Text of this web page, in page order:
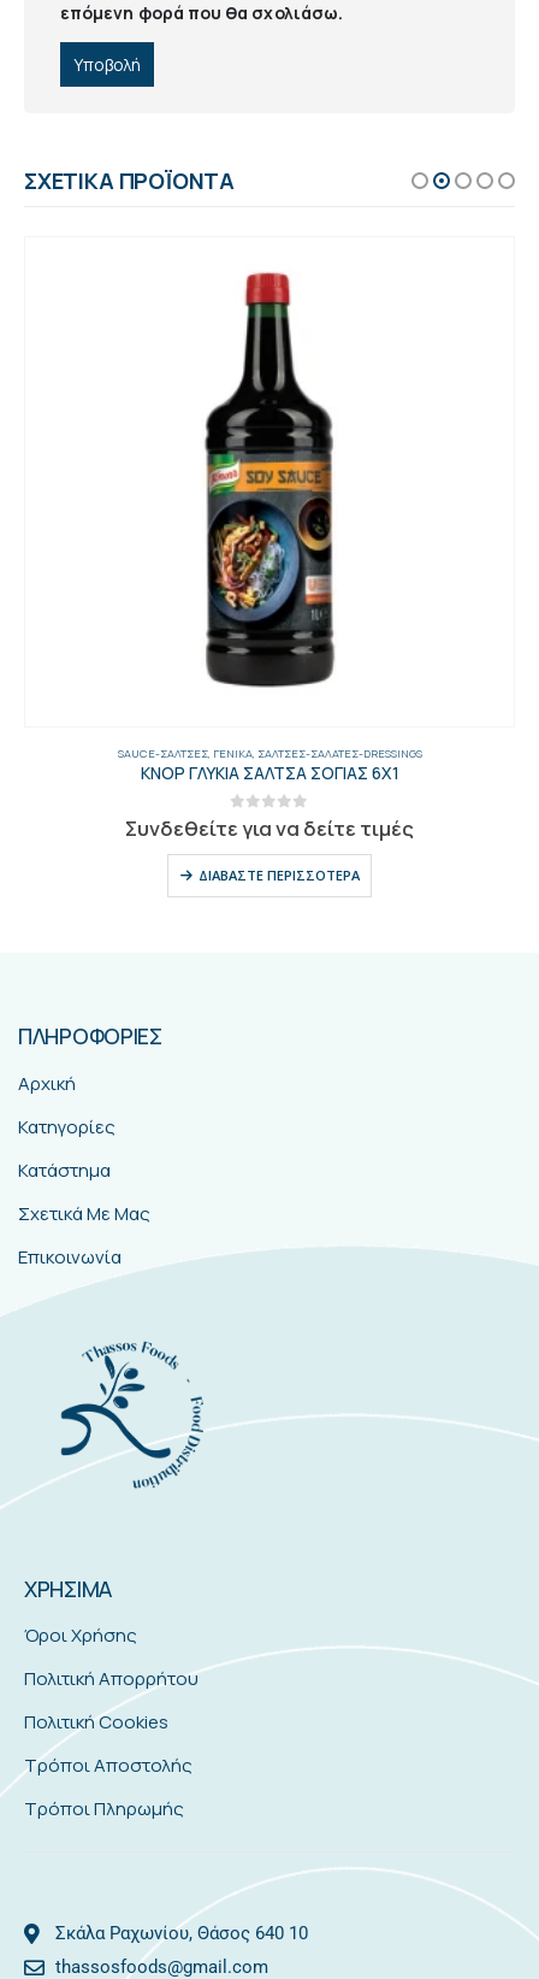
επόμενη φορά που θα σχολιάσω.
ΣΧΕΤΙΚΆ ΠΡΟΪΌΝΤΑ
SAUCE-ΣΆΛΤΣΕΣ, ΓΕΝΙΚΑ, ΣΆΛΤΣΕΣ-ΣΑΛΆΤΕΣ-DRESSINGS
ΚΝΟΡ ΓΛΥΚΙΑ ΣΑΛΤΣΑ ΣΟΓΙΑΣ 6Χ1
out of 5
Συνδεθείτε για να δείτε τιμές
ΔΙΑΒΆΣΤΕ ΠΕΡΙΣΣΌΤΕΡΑ
ΠΛΗΡΟΦΟΡΙΕΣ
Αρχική
Κατηγορίες
Κατάστημα
Σχετικά Με Μας
Επικοινωνία
ΧΡΗΣΙΜΑ
Όροι Χρήσης
Πολιτική Απορρήτου
Πολιτική Cookies
Τρόποι Αποστολής
Τρόποι Πληρωμής
Σκάλα Ραχωνίου, Θάσος 640 10
thassosfoods@gmail.com